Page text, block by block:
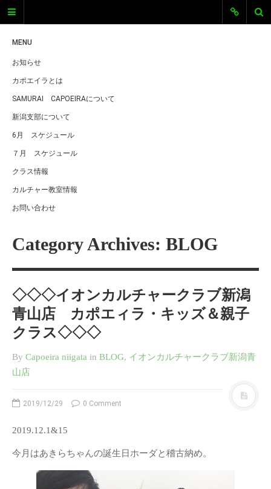
SAMURAI
CAPOEIRA新
潟
SAMURAI CAPOEIRA新潟
新潟エリアのカポエイラグループ、
SAMURAI CAPOEIRA新潟のオフィシ
をしています。ただいま仲間を募集
中です。体を動かすのが好きな人、
手に入れたい、音楽に興味がある、
とにかくカッコよく目立ちたい！…
Jeugiaカルチャーセンター イ
オンモール新潟南 2020 ６月
Jeugiaカルチャーセンター イ
オンモール新潟南 レッスン変
Jeugiaカルチャーセンター イ
◇◇◇イオンカルチャークラブ
SAMURAI CAPOEIRA オフィ
シャルサイトはこちら
MENU
お知らせ
カポエイラとは
SAMURAI CAPOEIRAについて
新潟支部について
6月 スケジュール
７月 スケジュール
クラス情報
カルチャー教室情報
お問い合わせ
Category Archives: BLOG
◇◇◇イオンカルチャークラブ新潟
青山店 カポエィラ・キッズ＆親子
クラス◇◇◇
By Capoeira niigata in BLOG, イオンカルチャークラブ新潟青
山店
2019/12/29 0 Comment
2019.12.1&15
今月はあきらちゃんの誕生日ホーダと稽古納め。